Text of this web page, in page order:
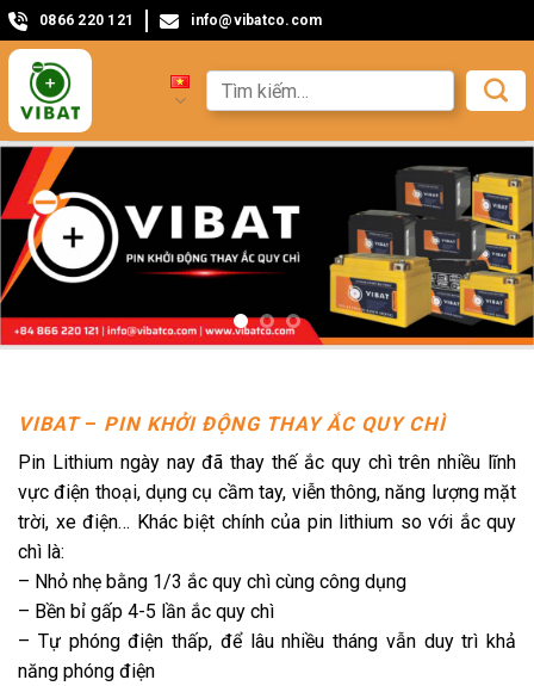
info@vibatco.com
0866 220 121
VIBAT– PIN KHỞI ĐỘNG THAY ẮC QUY CHÌ
Pin Lithium ngày nay đã thay thế ắc quy chì trên nhiều lĩnh
vực điện thoại, dụng cụ cầm tay, viễn thông, năng lượng mặt
trời, xe điện… Khác biệt chính của pin lithium so với ắc quy
chì là:
– Nhỏ nhẹ bằng 1/3 ắc quy chì cùng công dụng
– Bền bỉ gấp 4-5 lần ắc quy chì
– Tự phóng điện thấp, để lâu nhiều tháng vẫn duy trì khả
năng phóng điện